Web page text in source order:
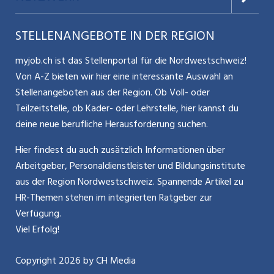
Nutzungsbedingungen
Glossar
Kontakt
Impressum
Benutzermanual
Bewerber-Cockpit
Mitarbeiter 50+ / Pensionierung
Karriere allgemein
Führung
Bewerbung / Neuorientierung
Aktionen / News
Aargauerzeitung.ch
CH Media
ostjob.ch
zentraljob.ch
jobbasel.ch
jobbern.ch
jobmittelland.ch
jobzüri.ch
schaffu.ch (VS)
STELLENANGEBOTE IN DER REGION
myjob.ch ist das Stellenportal für die Nordwestschweiz!
Von A-Z bieten wir hier eine interessante Auswahl an
Stellenangeboten aus der Region. Ob Voll- oder
Teilzeitstelle, ob Kader- oder Lehrstelle, hier kannst du
deine neue berufliche Herausforderung suchen.
Hier findest du auch zusätzlich Informationen über
Arbeitgeber, Personaldienstleister und Bildungsinstitute
aus der Region Nordwestschweiz. Spannende Artikel zu
HR-Themen stehen im integrierten Ratgeber zur
Verfügung.
Viel Erfolg!
Copyright 2026by CH Media